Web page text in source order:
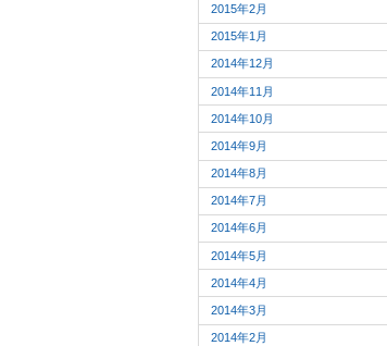
2015年2月
2015年1月
2014年12月
2014年11月
2014年10月
2014年9月
2014年8月
2014年7月
2014年6月
2014年5月
2014年4月
2014年3月
2014年2月